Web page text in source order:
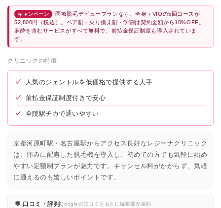
キャンペーン
医療脱毛デビュープランなら、全身＋VIOの5回コースが
52,800円（税込）。ペア割・乗り換え割・学割は契約金額から10%OFF。
麻酔を含むサービスがすべて無料で、前払金保証制度も導入されていま
す。
クリニックの特徴
✓ 人気のジェントルを低価格で提供する大手
✓ 前払金保証制度付きで安心
✓ 全院駅チカで通いやすい
京都河原町駅・名古屋駅からアクセス良好なレジーナクリニック
は、痛みに配慮した脱毛機を導入し、初めての方でも気軽に始め
やすい定額制プランが魅力です。キャンセル料がかからず、気軽
に通えるのも嬉しいポイントです。
💬 口コミ・評判Googleの口コミをもとに編集部が要約